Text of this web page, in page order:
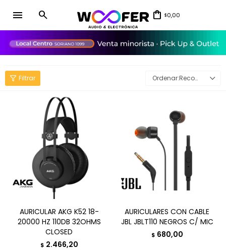
menu $0,00
Recomendados
AURICULAR AKG K52 18-
20000 HZ 110DB 32OHMS
CLOSED
$ 2.466,20
AURICULARES CON CABLE
JBL JBLT110 NEGROS C/ MIC
$ 680,00
close